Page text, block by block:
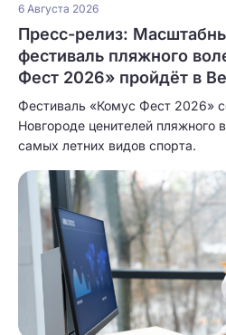
6 Августа 2026
Пресс-релиз:
фестиваль пляжного
Фест 2026» пройдёт в
Фестиваль «Комус Фест 2026»
Новгороде ценителей пляжного
самых летних видов спорта.